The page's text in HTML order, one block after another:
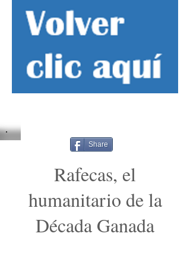
Share
Rafecas, el
humanitario de la
Década Ganada